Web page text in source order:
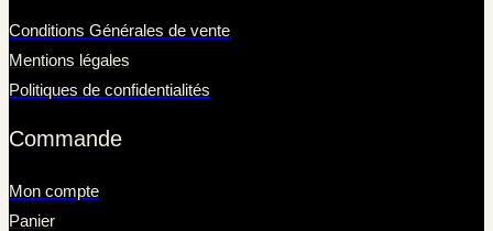
Conditions Générales de vente
Mentions légales
Politiques de confidentialités
Commande
Mon compte
Panier